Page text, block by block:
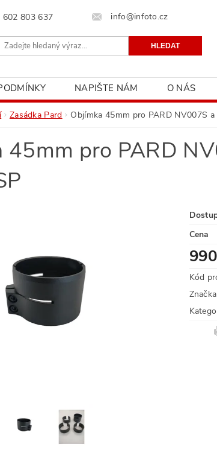
602 803 637 info@infoto.cz
NAPIŠTE NÁM O NÁS
Zasádka Pard Objímka 45mm pro PARD NV007S
45mm pro PARD
Cena
Kód
Značka